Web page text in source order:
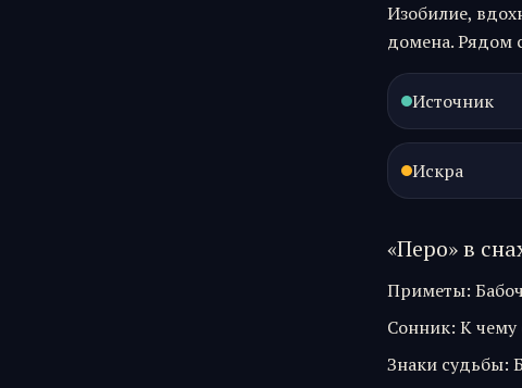
Изобилие,
домена. Рядом
Источник
Искра
«Перо» в
Приметы:
Сонник: К чему
Знаки судьбы: